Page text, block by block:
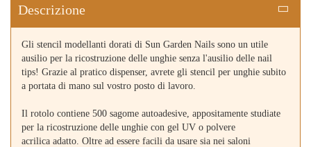
Descrizione
Gli stencil modellanti dorati di Sun Garden Nails sono un utile
ausilio per la ricostruzione delle unghie senza l'ausilio delle nail
tips! Grazie al pratico dispenser, avrete gli stencil per unghie subito
a portata di mano sul vostro posto di lavoro.
Il rotolo contiene 500 sagome autoadesive, appositamente studiate
per la ricostruzione delle unghie con gel UV o polvere
acrilica adatto. Oltre ad essere facili da usare sia nei saloni